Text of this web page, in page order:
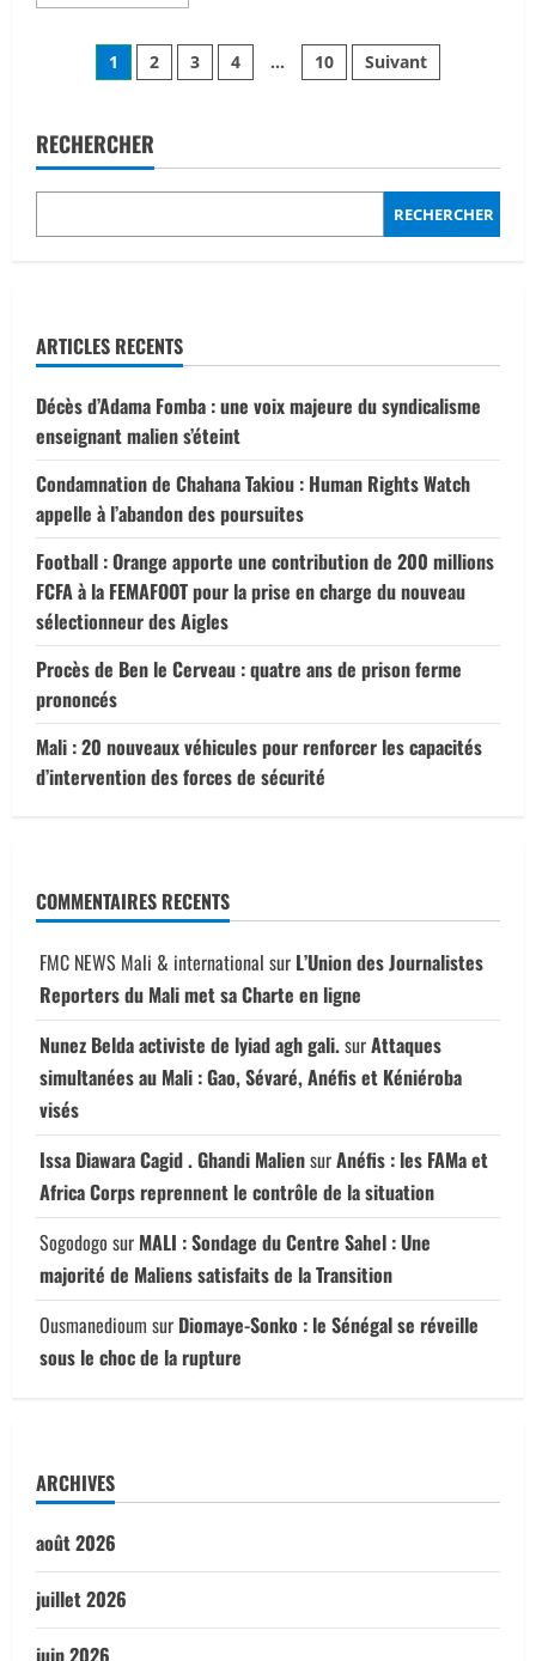
Ouagadougou
quand
levier
de
systèmes
Pagination
publications
1 2 3 4 … 10 Suivant
RECHERCHER
RECHERCHER
ARTICLES RECENTS
Décès d’Adama Fomba : une voix majeure du syndicalisme
enseignant malien s’éteint
Condamnation de Chahana Takiou : Human Rights Watch
appelle à l’abandon des poursuites
Football : Orange apporte une contribution de 200 millions
FCFA à la FEMAFOOT pour la prise en charge du nouveau
sélectionneur des Aigles
Procès de Ben le Cerveau : quatre ans de prison ferme
prononcés
Mali : 20 nouveaux véhicules pour renforcer les capacités
d’intervention des forces de sécurité
COMMENTAIRES RECENTS
FMC NEWS Mali & international sur L’Union des Journalistes
Reporters du Mali met sa Charte en ligne
Nunez Belda activiste de lyiad agh gali.surAttaques
simultanées au Mali : Gao, Sévaré, Anéfis et Kéniéroba
visés
Issa Diawara Cagid . Ghandi MaliensurAnéfis : les FAMa et
Africa Corps reprennent le contrôle de la situation
Sogodogo sur MALI : Sondage du Centre Sahel : Une
majorité de Maliens satisfaits de la Transition
Ousmanedioum sur Diomaye-Sonko : le Sénégal se réveille
sous le choc de la rupture
ARCHIVES
août 2026
juillet 2026